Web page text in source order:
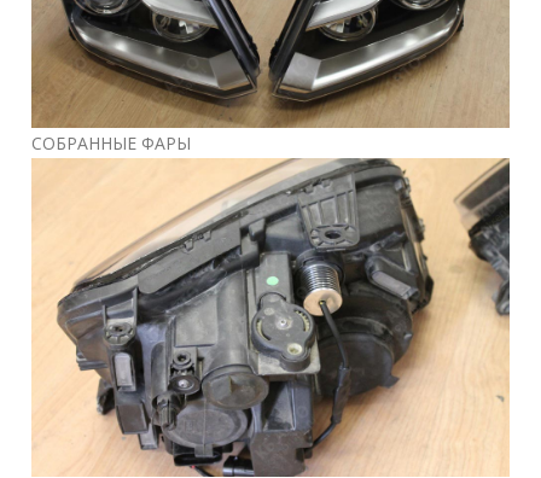
СОБРАННЫЕ ФАРЫ